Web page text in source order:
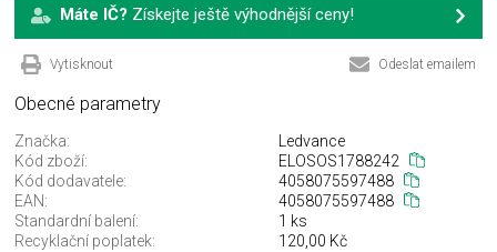
Máte IČ? Získejte ještě výhodnější ceny!
Vytisknout Odeslat emailem
Obecné parametry
Značka:
Ledvance
Kód zboží:
ELOSOS1788242
Kód dodavatele:
4058075597488
EAN:
4058075597488
Standardní balení:
1 ks
Recyklační poplatek:
120,00 Kč